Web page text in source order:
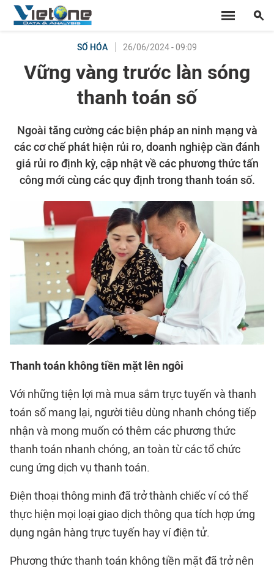
SỐ HÓA 26/06/2024 - 09:09
Vững vàng trước làn sóng
thanh toán số
Ngoài tăng cường các biện pháp an ninh mạng và
các cơ chế phát hiện rủi ro, doanh nghiệp cần đánh
giá rủi ro định kỳ, cập nhật về các phương thức tấn
công mới cùng các quy định trong thanh toán số.
Thanh toán không tiền mặt lên ngôi
Với những tiện lợi mà mua sắm trực tuyến và thanh
toán số mang lại, người tiêu dùng nhanh chóng tiếp
nhận và mong muốn có thêm các phương thức
thanh toán nhanh chóng, an toàn từ các tổ chức
cung ứng dịch vụ thanh toán.
Điện thoại thông minh đã trở thành chiếc ví có thể
thực hiện mọi loại giao dịch thông qua tích hợp ứng
dụng ngân hàng trực tuyến hay ví điện tử.
Phương thức thanh toán không tiền mặt đã trở nên